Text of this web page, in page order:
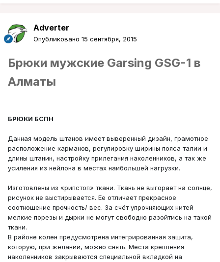
Adverter
Опубликовано 15 сентября, 2015
Брюки мужские Garsing GSG-1 в
Алматы
БРЮКИ БСПН
Данная модель штанов имеет выверенный дизайн, грамотное
расположение карманов, регулировку ширины пояса талии и
длины штанин, настройку прилегания наколенников, а так же
усиления из нейлона в местах наибольшей нагрузки.
Изготовлены из «рипстоп» ткани. Ткань не выгорает на солнце,
рисунок не выстирывается. Ее отличает прекрасное
соотношение прочность/ вес. За счёт упрочняющих нитей
мелкие порезы и дырки не могут свободно разойтись на такой
ткани.
В районе колен предусмотрена интегрированная защита,
которую, при желании, можно снять. Места крепления
наколенников закрываются специальной вкладкой на